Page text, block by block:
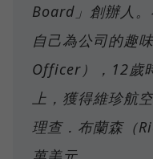
Board」創辦人
自己為公司的趣
Officer），12歲
上，獲得維珍航
理查．布蘭森（